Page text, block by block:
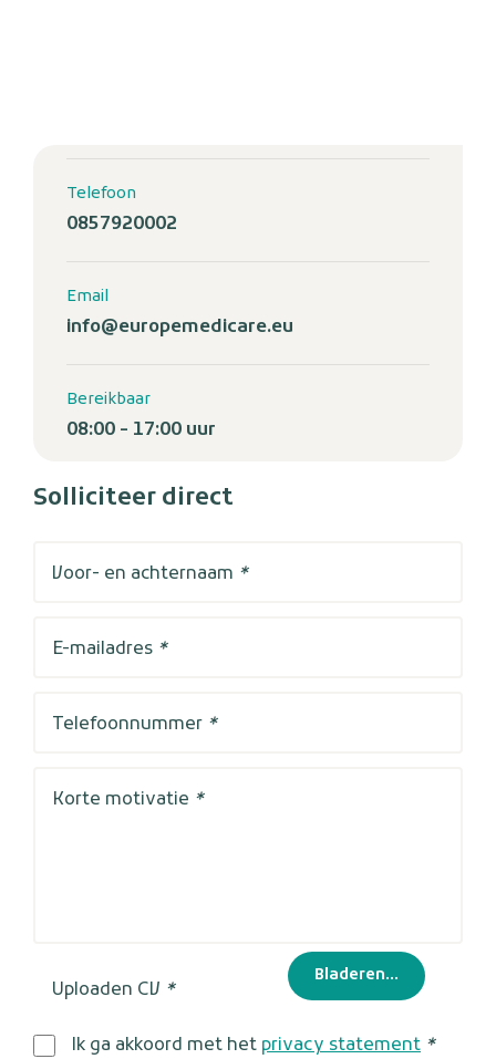
Telefoon
0857920002
Email
info@europemedicare.eu
Bereikbaar
08:00 - 17:00 uur
Solliciteer direct
Voor- en achternaam *
E-mailadres *
Telefoonnummer *
Korte motivatie *
Uploaden CV *
Bladeren...
Ik ga akkoord met het privacy statement *